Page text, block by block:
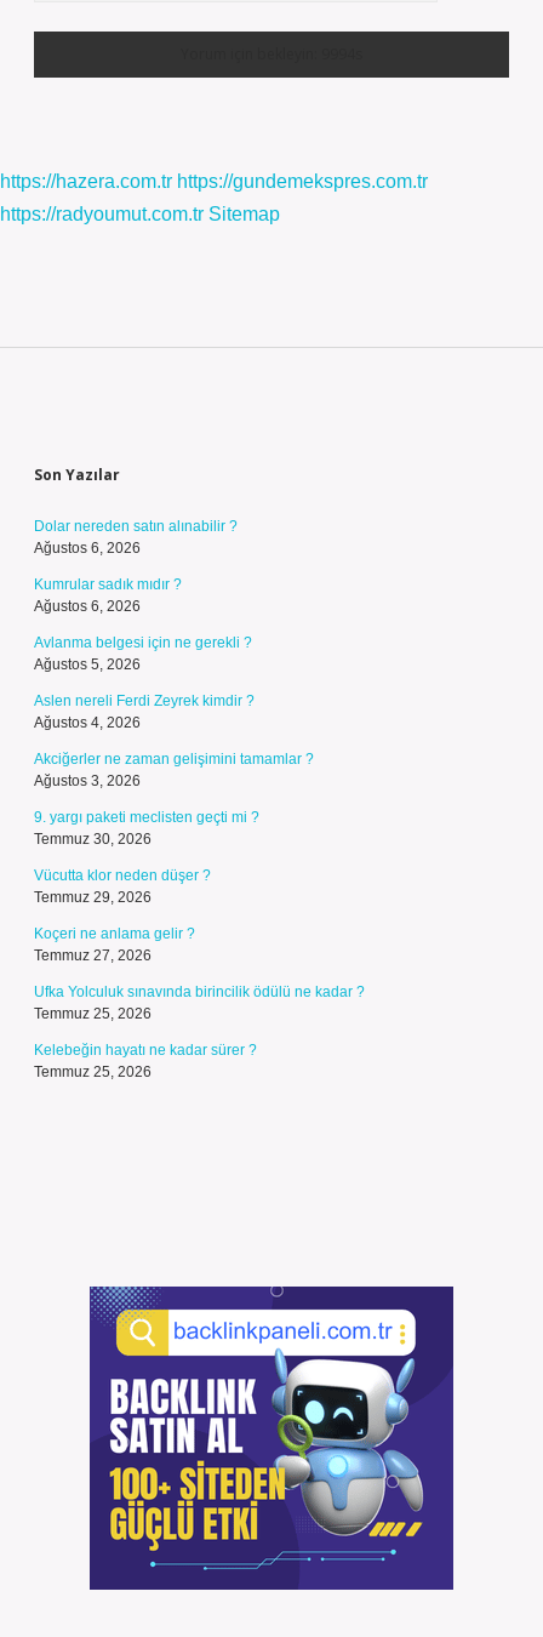
https://hazera.com.tr https://gundemekspres.com.tr
https://radyoumut.com.tr Sitemap
Son Yazılar
Dolar nereden satın alınabilir ?
Ağustos 6, 2026
Kumrular sadık mıdır ?
Ağustos 6, 2026
Avlanma belgesi için ne gerekli ?
Ağustos 5, 2026
Aslen nereli Ferdi Zeyrek kimdir ?
Ağustos 4, 2026
Akciğerler ne zaman gelişimini tamamlar ?
Ağustos 3, 2026
9. yargı paketi meclisten geçti mi ?
Temmuz 30, 2026
Vücutta klor neden düşer ?
Temmuz 29, 2026
Koçeri ne anlama gelir ?
Temmuz 27, 2026
Ufka Yolculuk sınavında birincilik ödülü ne kadar ?
Temmuz 25, 2026
Kelebeğin hayatı ne kadar sürer ?
Temmuz 25, 2026